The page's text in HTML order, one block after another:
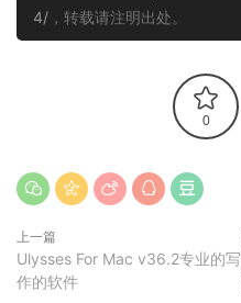
4/ ，转载请注明出处。
0
上一篇
Ulysses For Mac v36.2专业的写
作的软件